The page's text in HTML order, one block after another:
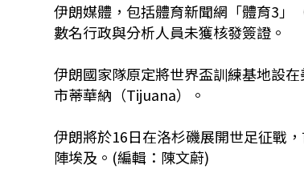
伊朗媒體，包括體育新聞網「體育3」
數名行政與分析人員未獲核發簽證。
伊朗國家隊原定將世界盃訓練基地設
市蒂華納（Tijuana）。
伊朗將於16日在洛杉磯展開世足征戰
陣埃及。(編輯：陳文蔚)